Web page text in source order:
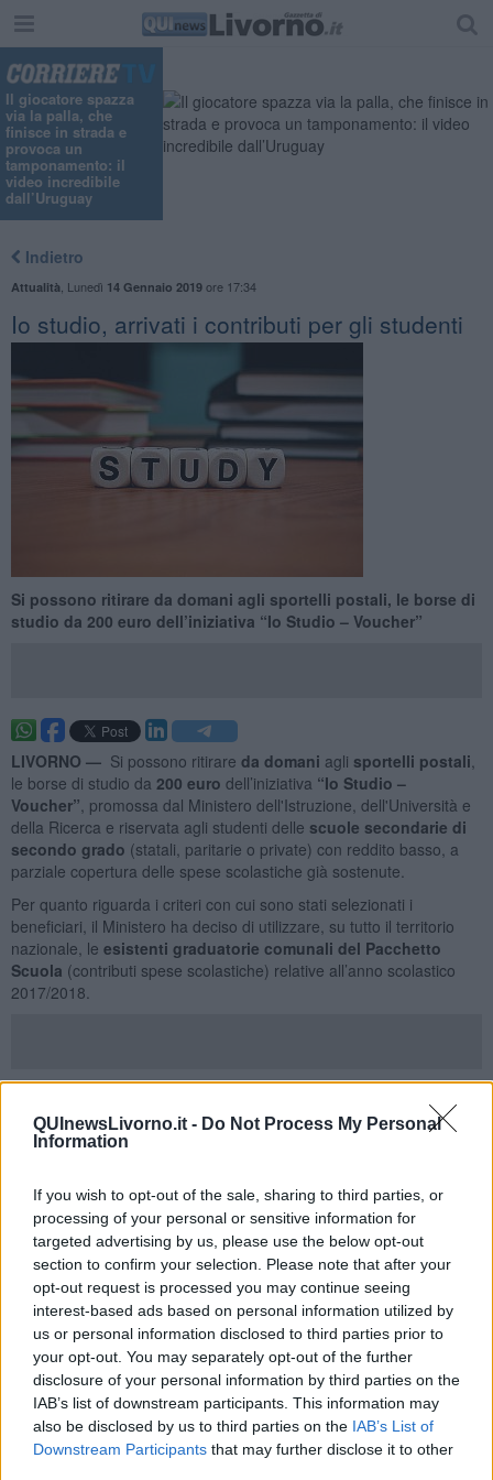
QUInewsLivorno.it - Do Not Process My Personal
Information
If you wish to opt-out of the sale, sharing to third parties, or
processing of your personal or sensitive information for
targeted advertising by us, please use the below opt-out
section to confirm your selection. Please note that after your
opt-out request is processed you may continue seeing
interest-based ads based on personal information utilized by
us or personal information disclosed to third parties prior to
your opt-out. You may separately opt-out of the further
disclosure of your personal information by third parties on the
IAB’s list of downstream participants. This information may
also be disclosed by us to third parties on the IAB’s List of
Downstream Participants that may further disclose it to other
Il giocatore spazza
via la palla, che
finisce in strada e
provoca un
tamponamento: il
video incredibile
dall’Uruguay
Indietro
Attualità Lunedì 14 Gennaio 2019ore 17:34
Io studio, arrivati i contributi per gli studenti
Si possono ritirare da domani agli sportelli postali, le borse di
studio da 200 euro dell’iniziativa “Io Studio – Voucher”
LIVORNO — Si possono ritirare da domani agli sportelli postali
le borse di studio da 200 euro dell’iniziativa “Io Studio –
Voucher” , promossa dal Ministero dell'Istruzione, dell'Università e
della Ricerca e riservata agli studenti delle scuole secondarie di
secondo grado (statali, paritarie o private) con reddito basso, a
parziale copertura delle spese scolastiche già sostenute.
Per quanto riguarda i criteri con cui sono stati selezionati i
beneficiari, il Ministero ha deciso di utilizzare, su tutto il territorio
nazionale, le esistenti graduatorie comunali del Pacchetto
Scuola (contributi spese scolastiche) relative all’anno scolastico
2017/2018.
Per quanto riguarda la nostra città, il Ministero ha comunicato che,
in base alla somma stanziata per Livorno, hanno diritto al voucher
da 200 euro tutti gli studenti delle scuole superiori con unIsee
In base alla graduatoria comunale del Pacchetto Scuola
2017/2018, gli studenti che presentano questa situazione
redditualesono 290(su 640 studenti delle scuole secondarie di
secondo grado beneficiari del Pacchetto Scuola).
Il buono da 200 euro può essere riscosso in qualsiasi ufficio postale
italiano,entro il 30 gennaio . Per chi non dovesse riscuotere entro
questa data, sarà predisposta una seconda finestra di emissione.
Le Poste Italiane sono già in possesso degli elenchi con i
fiscali degli studentibeneficiari (maggiorenni o minorenni che
siano) inviati dal Ministero. Sarà quindi sufficiente comunicare
all’operatore di sportello postale di dovere incassare una borsa di
studio erogata dal Miur attraverso un bonifico domiciliato.